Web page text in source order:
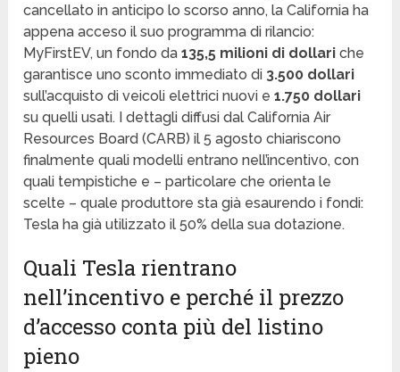
cancellato in anticipo lo scorso anno, la California ha
appena acceso il suo programma di rilancio:
MyFirstEV, un fondo da135,5 milioni di dollari che
garantisce uno sconto immediato di 3.500 dollari
sull’acquisto di veicoli elettrici nuovi e1.750 dollari
su quelli usati. I dettagli diffusi dal California Air
Resources Board (CARB) il 5 agosto chiariscono
finalmente quali modelli entrano nell’incentivo, con
quali tempistiche e – particolare che orienta le
scelte – quale produttore sta già esaurendo i fondi:
Tesla ha già utilizzato il 50% della sua dotazione.
Quali Tesla rientrano
nell’incentivo e perché il prezzo
d’accesso conta più del listino
pieno